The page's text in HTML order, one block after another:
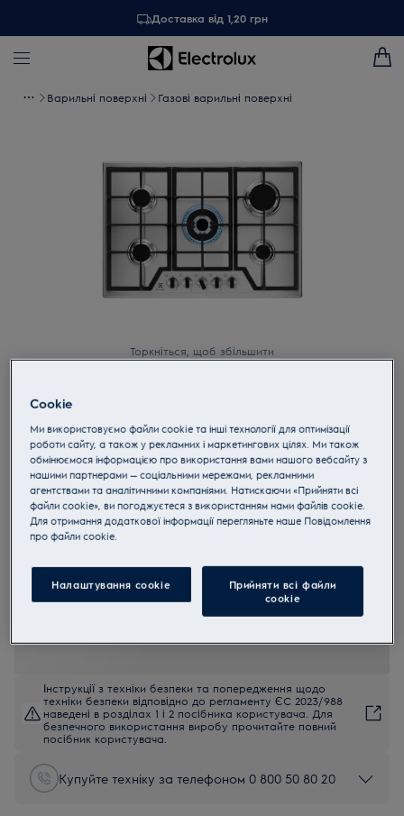
Доставка від 1,20 грн
Варильні поверхні Газові варильні поверхні
Торкніться, щоб збільшити
GPE373MX
Газова варильна поверхня Лінійка
Slim 75 см
4.3 (6)
EU керівництво
Переваги
Нагрів спрямований безпосередньо на посуд
Наша конфорка вок забезпечує більш потужне нагрівання для
готування справжніх страв азіатської кухні.
Чугун забезпечує професійний вигляд та надійність
Інструкції з техніки безпеки та попередження щодо
техніки безпеки відповідно до регламенту ЄС 2023/988
наведені в розділах 1 і 2 посібника користувача. Для
безпечного використання виробу прочитайте повний
посібник користувача.
Купуйте техніку за телефоном 0 800 50 80 20
Cookie
Ми використовуємо файли cookie та інші технології для оптимізації
роботи сайту, а також у рекламних і маркетингових цілях. Ми також
обмінюємося інформацією про використання вами нашого вебсайту з
нашими партнерами — соціальними мережами, рекламними
агентствами та аналітичними компаніями. Натискаючи «Прийняти всі
файли cookie», ви погоджуєтеся з використанням нами файлів cookie.
Для отримання додаткової інформації перегляньте наше Пoвідомлення
прo файли cookie.
Налаштування cookie
Прийняти всі файли
сookie